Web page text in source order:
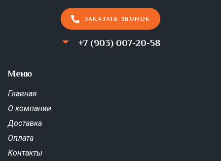
ЗАКАЗАТЬ ЗВОНОК
+7 (903) 007-20-58
Меню
Главная
О компании
Доставка
Оплата
Контакты